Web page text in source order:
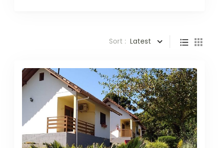
Sort : Latest